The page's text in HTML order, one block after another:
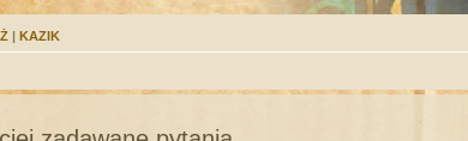
| KAZIK